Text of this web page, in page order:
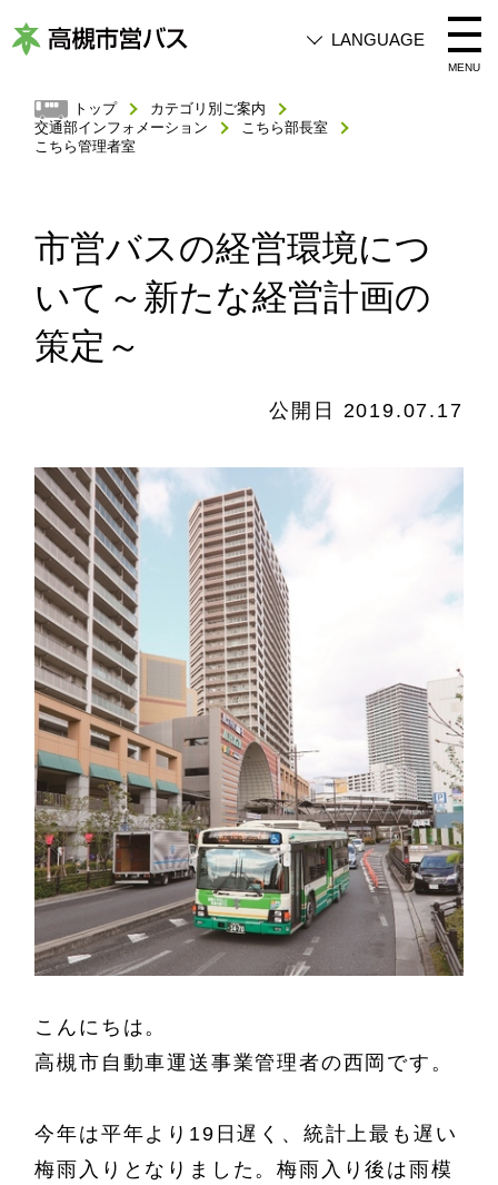
槻
市
ス
LANGUAGE
MENU
トップ
カテゴリ別ご案内
交通部インフォメーション
こちら部長室
こちら管理者室
市営バスの経営環境につ
いて～新たな経営計画の
策定～
公開日 2019.07.17
こんにちは。
高槻市自動車運送事業管理者の西岡です。
今年は平年より19日遅く、統計上最も遅い
梅雨入りとなりました。梅雨入り後は雨模